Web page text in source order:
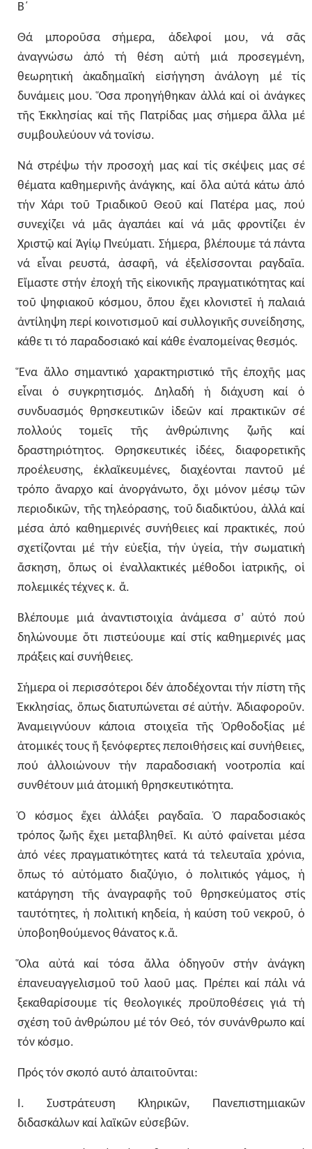
Β΄
Θά μποροῦσα σήμερα,ἀδελφοί μου,νά
σᾶς
ἀναγνώσω
ἀπό τή θέση αὐτή μιά προσεγμένη,
θεωρητική ἀκαδημαϊκή εἰσήγηση ἀνάλογη μέ
τίς
δυνάμεις μου.Ὅσα προηγήθηκαν ἀλλά καί οἱ ἀνάγκες
τῆς Ἐκκλησίας καί τῆς Πατρίδας μας σήμερα ἄλλα μέ
συμβουλεύουν νά τονίσω.
Νά στρέψω τήν προσοχή μας καί τίς σκέψεις μας σέ
θέματα καθημερινῆς ἀνάγκης, καί ὅλα αὐτά κάτω ἀπό
τήν Χάρι τοῦ Τριαδικοῦ Θεοῦ καί Πατέρα μας, πού
συνεχίζει νά μᾶς ἀγαπάει καί νά μᾶς φροντίζει
ἐν
Χριστῷ καί Ἁγίῳ Πνεύματι.Σήμερα, βλέπουμε τά πάντα
νά εἶναι ρευστά, ἀσαφῆ, νά ἐξελίσσονται ραγδαῖα.
Εἴμαστε στήν ἐποχή τῆς εἰκονικῆς πραγματικότητας καί
τοῦ ψηφιακοῦ κόσμου,ὅπου ἔχει κλονιστεῖ ἡ παλαιά
ἀντίληψη περί κοινοτισμοῦ καί συλλογικῆς συνείδησης,
κάθε τι τό παραδοσιακό καί κάθε ἐναπομείνας θεσμός.
Ἕνα ἄλλο σημαντικό χαρακτηριστικό τῆς ἐποχῆς μας
εἶναι
ὁ συγκρητισμός.Δηλαδή ἡ διάχυση καί
ὁ
συνδυασμός θρησκευτικῶν ἰδεῶν καί πρακτικῶν σέ
πολλούς
τομεῖς τῆς ἀνθρώπινης ζωῆς
καί
δραστηριότητος. Θρησκευτικές ἰδέες, διαφορετικῆς
προέλευσης, ἐκλαϊκευμένες, διαχέονται παντοῦ
μέ
τρόπο ἄναρχο καί ἀνοργάνωτο,ὄχι μόνον μέσῳ τῶν
περιοδικῶν,τῆς τηλεόρασης,τοῦ διαδικτύου,ἀλλά καί
μέσα ἀπό καθημερινές συνήθειες καί πρακτικές,πού
σχετίζονται μέ τήν εὐεξία,τήν ὑγεία,τήν σωματική
ἄσκηση,ὅπως οἱ ἐναλλακτικές μέθοδοι ἰατρικῆς,οἱ
πολεμικές τέχνες κ. ἄ.
Βλέπουμε μιά ἀναντιστοιχία ἀνάμεσα σ’ αὐτό
πού
δηλώνουμε ὅτι πιστεύουμε καί στίς καθημερινές μας
πράξεις καί συνήθειες.
Σήμερα οἱ περισσότεροι δέν ἀποδέχονται τήν πίστη τῆς
Ἐκκλησίας, ὅπως διατυπώνεται σέ αὐτήν.Ἀδιαφοροῦν.
Ἀναμειγνύουν κάποια στοιχεῖα τῆς Ὀρθοδοξίας
μέ
ἀτομικές τους ἤ ξενόφερτες πεποιθήσεις καί συνήθειες,
πού ἀλλοιώνουν τήν παραδοσιακή νοοτροπία
καί
συνθέτουν μιά ἀτομική θρησκευτικότητα.
Ὁ κόσμος ἔχει ἀλλάξει ραγδαῖα.Ὁ
παραδοσιακός
τρόπος ζωῆς ἔχει μεταβληθεῖ. Κι αὐτό φαίνεται μέσα
ἀπό νέες πραγματικότητες κατά τά τελευταῖα χρόνια,
ὅπως τό αὐτόματο διαζύγιο, ὁ πολιτικός γάμος,ἡ
κατάργηση
τῆς ἀναγραφῆς τοῦ θρησκεύματος
στίς
ταυτότητες,ἡ πολιτική κηδεία, ἡ καύση τοῦ νεκροῦ, ὁ
ὑποβοηθούμενος θάνατος κ.ἄ.
Ὅλα αὐτά καί τόσα ἄλλα ὁδηγοῦν στήν
ἀνάγκη
ἐπανευαγγελισμοῦ τοῦ λαοῦ μας. Πρέπει καί πάλι νά
ξεκαθαρίσουμε τίς θεολογικές προϋποθέσεις γιά τή
σχέση τοῦ ἀνθρώπου μέ τόν Θεό,τόν συνάνθρωπο καί
τόν κόσμο.
Πρός τόν σκοπό αυτό ἀπαιτοῦνται:
Ι.Συστράτευση Κληρικῶν, Πανεπιστημιακῶν
διδασκάλων καί λαϊκῶν εὐσεβῶν.